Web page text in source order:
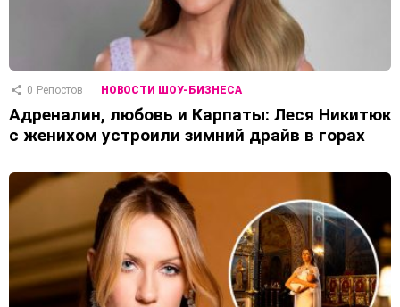
0 Репостов НОВОСТИ ШОУ-БИЗНЕСА
Адреналин, любовь и Карпаты: Леся Никитюк
с женихом устроили зимний драйв в горах